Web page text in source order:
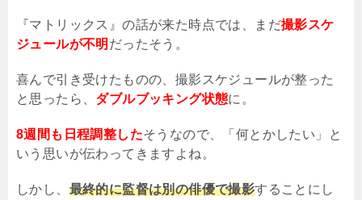
『マトリックス』の話が来た時点では、まだ撮影スケ
ジュールが不明 だったそう。
喜んで引き受けたものの、撮影スケジュールが整った
と思ったら、 ダブルブッキング状態に。
8週間も日程調整したそうなので、「何とかしたい」と
いう思いが伝わってきますよね。
しかし、 最終的に監督は別の俳優で撮影することにし